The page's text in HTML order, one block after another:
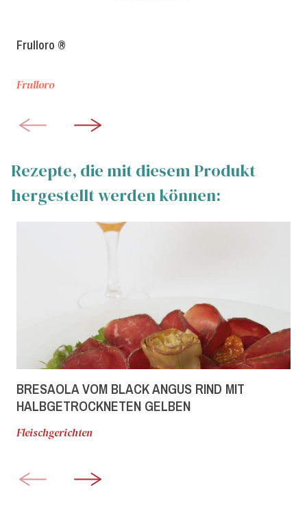
Frulloro ®
Frulloro
Rezepte, die mit diesem Produkt
hergestellt werden können:
BRESAOLA VOM BLACK ANGUS RIND MIT
HALBGETROCKNETEN GELBEN
Fleischgerichten